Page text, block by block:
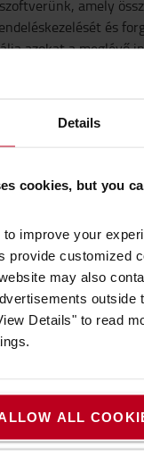
Details
cookies, but you
improve your
provide customized
may also
outside
Details" to read
ALL
amely
és
azokat a meglévő
állványrendszer